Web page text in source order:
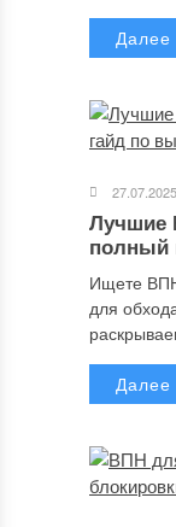
последующих моих
Далее
27.07.2025
Лучшие
полный
Ищете
для
Далее